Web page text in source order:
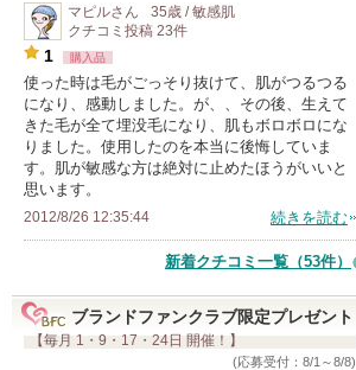
マピルさん
35歳 / 敏感肌
クチコミ投稿 23件
1 購入品
使った時は毛がごっそり抜けて、肌がつるつる
になり、感動しました。が、、その後、生えて
きた毛が全て埋没毛になり、肌もボロボロにな
りました。使用したのを本当に後悔していま
す。肌が敏感な方は絶対に止めたほうがいいと
思います。
2012/8/26 12:35:44 続きを読む
新着クチコミ一覧 （53件）
ブランドファンクラブ限定プレゼント
【毎月 1・9・17・24日 開催！】
(応募受付：8/1～8/8)